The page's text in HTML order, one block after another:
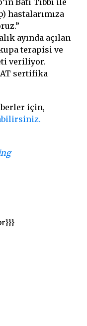
Batı Tıbbı ile
hastalarımıza
ayında açılan
terapisi ve
veriliyor.
sertifika
için,